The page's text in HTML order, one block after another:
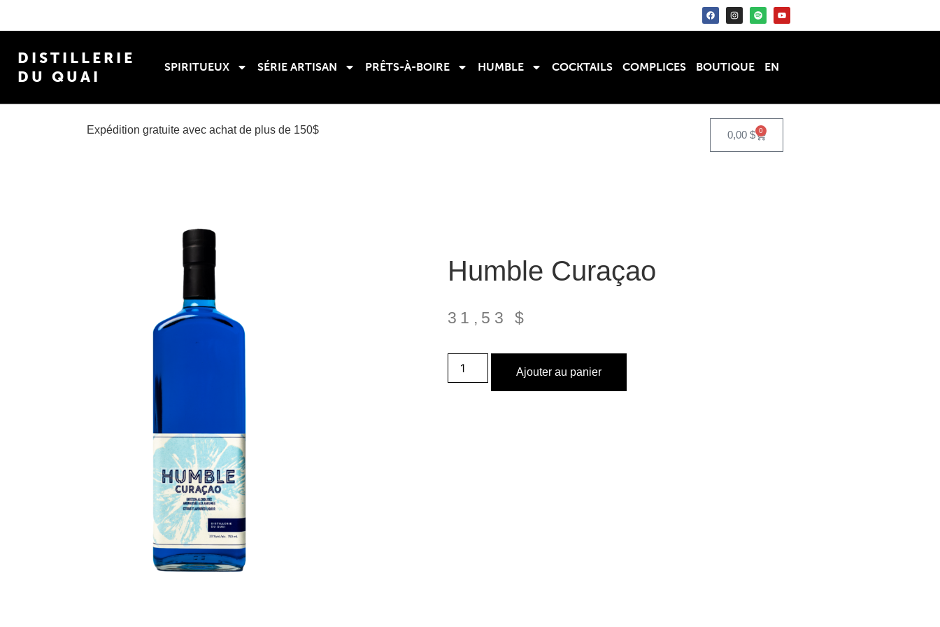
DISTILLERIE
DU QUAI
SPIRITUEUX SÉRIE ARTISAN PRÊTS-À-BOIRE HUMBLE COCKTAILS COMPLICES BOUTIQUE EN
Expédition gratuite avec achat de plus de 150$ 0,00 $ 0
Humble Curaçao
31,53$
Ajouter au panier